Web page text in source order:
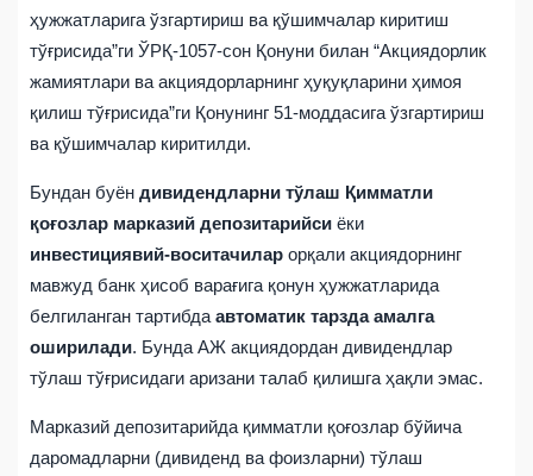
ҳужжатларига ўзгартириш ва қўшимчалар киритиш
тўғрисида”ги ЎРҚ-1057-сон Қонуни билан “Акциядорлик
жамиятлари ва акциядорларнинг ҳуқуқларини ҳимоя
қилиш тўғрисида”ги Қонунинг 51-моддасига ўзгартириш
ва қўшимчалар киритилди.
Бундан буён дивидендларни тўлаш Қимматли
қоғозлар марказий депозитарийси ёки
инвестициявий-воситачилар орқали акциядорнинг
мавжуд банк ҳисоб варағига қонун ҳужжатларида
белгиланган тартибда автоматик тарзда амалга
оширилади. Бунда АЖ акциядордан дивидендлар
тўлаш тўғрисидаги аризани талаб қилишга ҳақли эмас.
Марказий депозитарийда қимматли қоғозлар бўйича
даромадларни (дивиденд ва фоизларни) тўлаш